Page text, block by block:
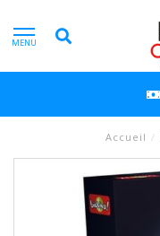
MENU
Accueil /